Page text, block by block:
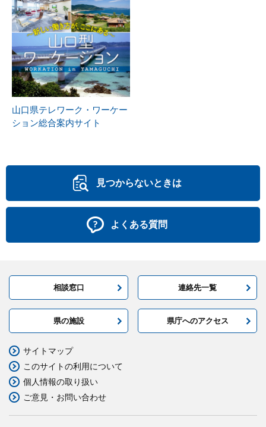
山口県テレワーク・ワーケー
ション総合案内サイト
見つからないときは
よくある質問
相談窓口 連絡先一覧
県の施設 県庁へのアクセス
サイトマップ
このサイトの利用について
個人情報の取り扱い
ご意見・お問い合わせ